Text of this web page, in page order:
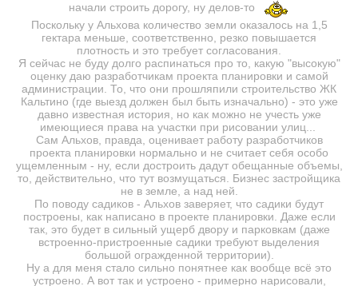
начали строить дорогу, ну делов-то
Поскольку у Альхова количество земли оказалось на 1,5
гектара меньше, соответственно, резко повышается
плотность и это требует согласования.
Я сейчас не буду долго распинаться про то, какую "высокую"
оценку даю разработчикам проекта планировки и самой
администрации. То, что они прошляпили строительство ЖК
Кальтино (где выезд должен был быть изначально) - это уже
давно известная история, но как можно не учесть уже
имеющиеся права на участки при рисовании улиц...
Сам Альхов, правда, оценивает работу разработчиков
проекта планировки нормально и не считает себя особо
ущемленным - ну, если достроить дадут обещанные объемы,
то, действительно, что тут возмущаться. Бизнес застройщика
не в земле, а над ней.
По поводу садиков - Альхов заверяет, что садики будут
построены, как написано в проекте планировки. Даже если
так, это будет в сильный ущерб двору и парковкам (даже
встроенно-пристроенные садики требуют выделения
большой огражденной территории).
Ну а для меня стало сильно понятнее как вообще всё это
устроено. А вот так и устроено - примерно нарисовали,